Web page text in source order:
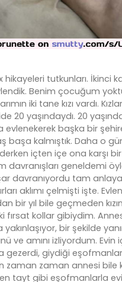
tutkunları. İkinci
Benim çocuğum
iki tane kızı vardı.
20 yaşındaydı. 20
başka bir
başa kalmıştık. Daha o
içten içe ona karşı
davranışları geneldemi
davranıyordu tam
aklımı çelmişti işte.
bir yıl bile geçmeden
fırsat kollar gibiydim.
bir şekilde
ve amını izliyordum. Evin
gezerdi, giydiği
zaman zaman annesi bile
tayt gibi eşofmanlarla